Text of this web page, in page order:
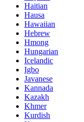
Haitian
Hausa
Hawaiian
Hebrew
Hmong
Hungarian
Icelandic
Igbo
Javanese
Kannada
Kazakh
Khmer
Kurdish